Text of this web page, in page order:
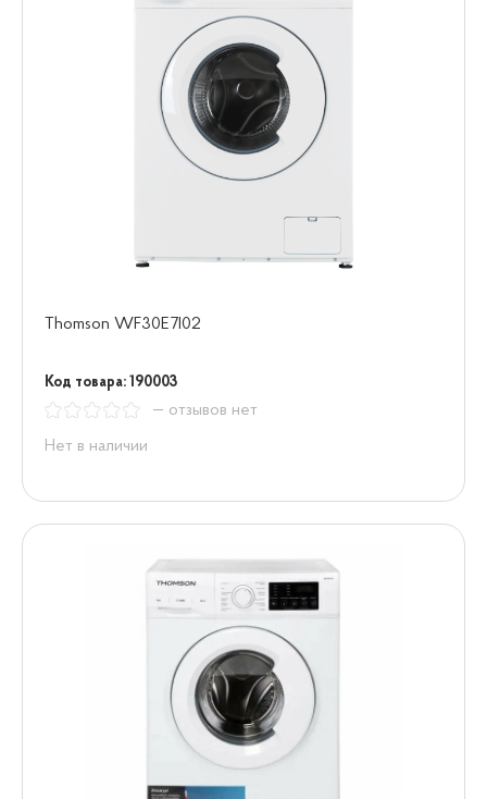
Thomson WF30E7I02
Код товара: 190003
— отзывов нет
Нет в наличии